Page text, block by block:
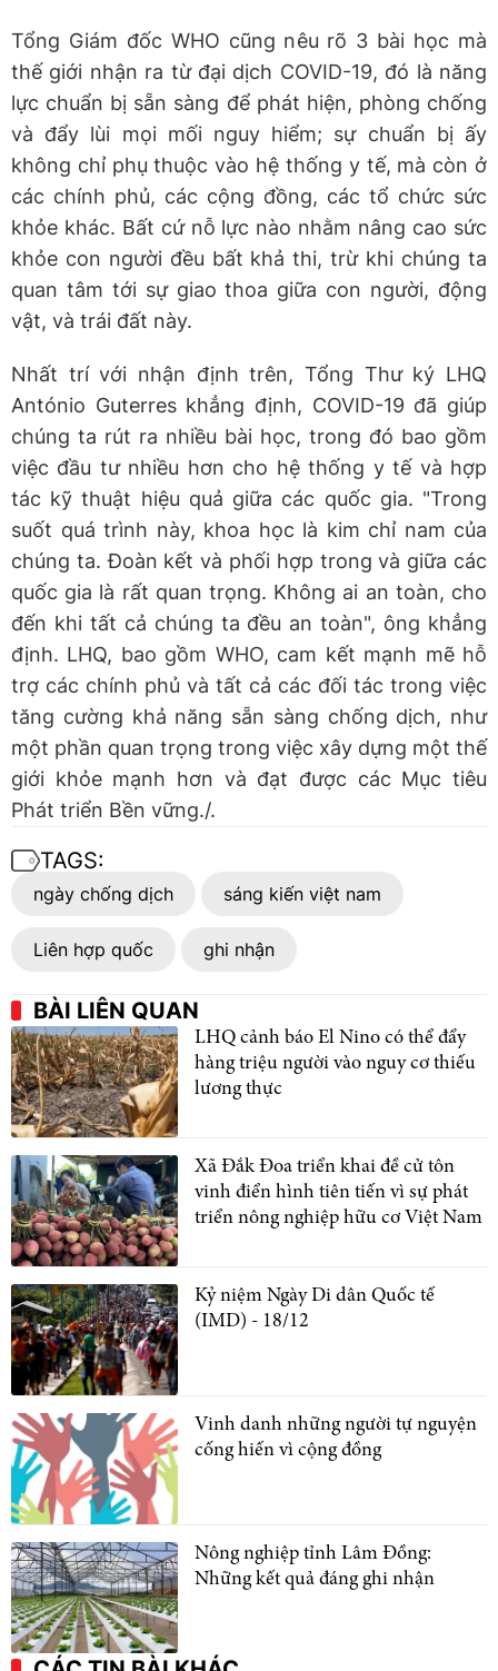
Tổng Giám đốc WHO cũng nêu rõ 3 bài học mà
thế giới nhận ra từ đại dịch COVID-19, đó là năng
lực chuẩn bị sẵn sàng để phát hiện, phòng chống
và đẩy lùi mọi mối nguy hiểm; sự chuẩn bị ấy
không chỉ phụ thuộc vào hệ thống y tế, mà còn ở
các chính phủ, các cộng đồng, các tổ chức sức
khỏe khác. Bất cứ nỗ lực nào nhằm nâng cao sức
khỏe con người đều bất khả thi, trừ khi chúng ta
quan tâm tới sự giao thoa giữa con người, động
vật, và trái đất này.
Nhất trí với nhận định trên, Tổng Thư ký LHQ
António Guterres khẳng định, COVID-19 đã giúp
chúng ta rút ra nhiều bài học, trong đó bao gồm
việc đầu tư nhiều hơn cho hệ thống y tế và hợp
tác kỹ thuật hiệu quả giữa các quốc gia. "Trong
suốt quá trình này, khoa học là kim chỉ nam của
chúng ta. Đoàn kết và phối hợp trong và giữa các
quốc gia là rất quan trọng. Không ai an toàn, cho
đến khi tất cả chúng ta đều an toàn", ông khẳng
định. LHQ, bao gồm WHO, cam kết mạnh mẽ hỗ
trợ các chính phủ và tất cả các đối tác trong việc
tăng cường khả năng sẵn sàng chống dịch, như
một phần quan trọng trong việc xây dựng một thế
giới khỏe mạnh hơn và đạt được các Mục tiêu
Phát triển Bền vững./.
TAGS:
ngày chống dịch sáng kiến việt nam
Liên hợp quốc ghi nhận
BÀI LIÊN QUAN
LHQ cảnh báo El Nino có thể đẩy
hàng triệu người vào nguy cơ thiếu
lương thực
Xã Đắk Đoa triển khai đề cử tôn
vinh điển hình tiên tiến vì sự phát
triển nông nghiệp hữu cơ Việt Nam
Kỷ niệm Ngày Di dân Quốc tế
(IMD) - 18/12
Vinh danh những người tự nguyện
cống hiến vì cộng đồng
Nông nghiệp tỉnh Lâm Đồng:
Những kết quả đáng ghi nhận